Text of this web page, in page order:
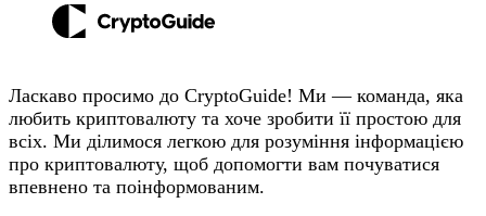
Ласкаво просимо до CryptoGuide! Ми — команда, яка
любить криптовалюту та хоче зробити її простою для
всіх. Ми ділимося легкою для розуміння інформацією
про криптовалюту, щоб допомогти вам почуватися
впевнено та поінформованим.